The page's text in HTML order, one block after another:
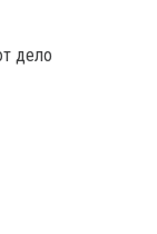
дело